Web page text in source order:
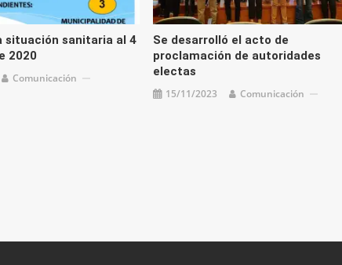
situación sanitaria al 4
2020
Comunicación
Se desarrolló el acto de
proclamación de autoridades
electas
15/11/2023 Comunicación